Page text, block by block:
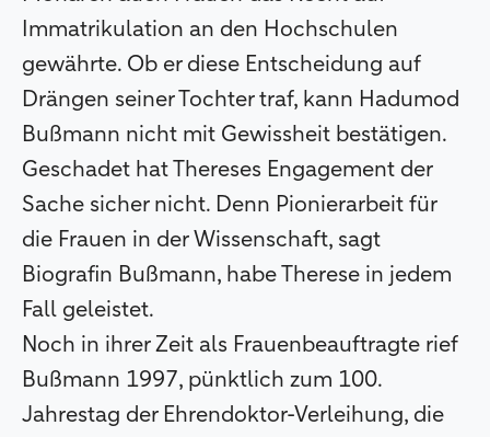
Immatrikulation an den Hochschulen
gewährte. Ob er diese Entscheidung auf
Drängen seiner Tochter traf, kann Hadumod
Bußmann nicht mit Gewissheit bestätigen.
Geschadet hat Thereses Engagement der
Sache sicher nicht. Denn Pionierarbeit für
die Frauen in der Wissenschaft, sagt
Biografin Bußmann, habe Therese in jedem
Fall geleistet.
Noch in ihrer Zeit als Frauenbeauftragte rief
Bußmann 1997, pünktlich zum 100.
Jahrestag der Ehrendoktor-Verleihung, die